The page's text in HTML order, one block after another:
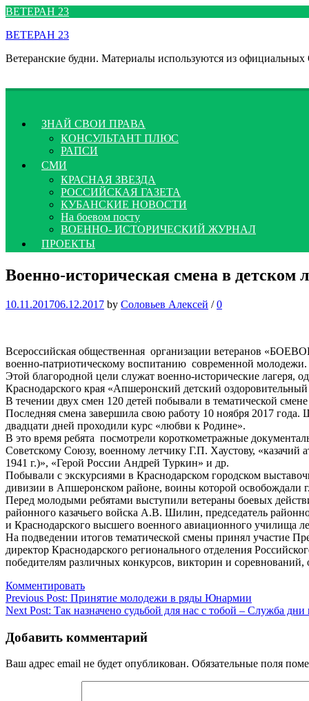
Перейти
содержимому
ВЕТЕРАН 23
ВЕТЕРАН 23
Ветеранские будни. Материалы используются из
ЗНАЙ СВОИ ПРАВА
КОНСУЛЬТАНТ ПЛЮС
РАПСИ
СМИ
КРАСНАЯ ЗВЕЗДА
РОССИЙСКАЯ ГАЗЕТА
КУБАНСКИЕ НОВОСТИ
На боевом посту
ВОЕННО- ИСТОРИЧЕСКИЙ ЖУРНАЛ
ПРОЕКТЫ
Военно-историческая смена в детском
10.11.201706.12.2017 by Соловьев Алексей / 0
Всероссийская общественная организации ветеранов
военно-патриотическому воспитанию современной молодежи.
Этой благородной цели служат военно-исторические лагеря,
Краснодарского края «Апшеронский детский оздоровительный
В течении двух смен 120 детей побывали в тематической
Последняя смена завершила свою работу 10 ноября 2017
двадцати дней проходили курс «любви к Родине».
В это время ребята посмотрели короткометражные
Советскому Союзу, военному летчику Г.П. Хаустову,
1941 г.)», «Герой России Андрей Туркин» и др.
Побывали с экскурсиями в Краснодарском городском
дивизии в Апшеронском районе, воины которой освобождали
Перед молодыми ребятами выступили ветераны боевых
районного казачьего войска А.В. Шилин, председатель
и Краснодарского высшего военного авиационного училища
На подведении итогов тематической смены принял участие
директор Краснодарского регионального отделения
победителям различных конкурсов, викторин и
Комментировать
Навигация
по
записям
Previous Post: Принятие молодежи в ряды Юнармии
Next Post: Так назначено судьбой для нас с тобой – Служба
Добавить комментарий
Ваш адрес email не будет опубликован. Обязательные поля